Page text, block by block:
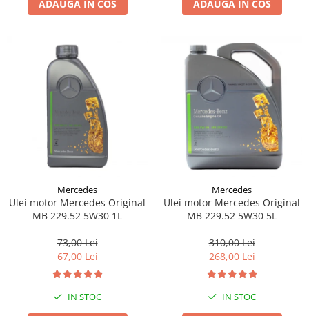
Lichid de frana
Filtre moto
Filtru combustibil
Buson golire ulei
Filtru ulei moto
Filtru aer moto
Intretinere si curatare filtre moto
Intretinere moto
Curatare moto
Covor moto
Genti bagaje moto
ADAUGA IN COS ADAUGA IN COS
Mercedes
Ulei motor Mercedes Original
MB 229.52 5W30 1L
73,00 Lei
67,00 Lei
IN STOC
Mercedes
Ulei motor Mercedes Original
MB 229.52 5W30 5L
310,00 Lei
268,00 Lei
IN STOC